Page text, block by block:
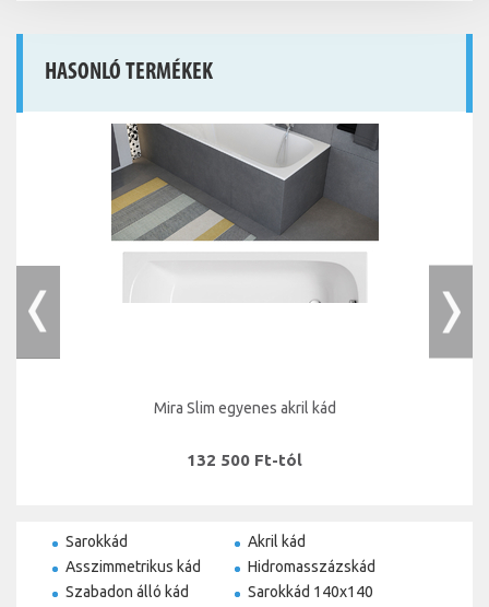
HASONLÓ TERMÉKEK
Mira Slim egyenes akril kád
132 500 Ft-tól
Sarokkád
Asszimmetrikus kád
Szabadon álló kád
Akril kád
Hidromasszázskád
Sarokkád 140x140